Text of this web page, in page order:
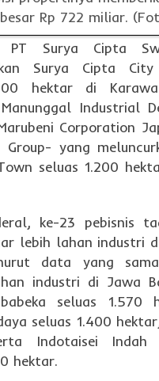
PT Surya Cipta
Surya Cipta
hektar di
Industrial
Corporation
Group- yang
seluas 1.200
ke-23 pebisnis
lebih lahan industri
data yang
industri di Jawa
seluas 1.570
seluas 1.400
Indotaisei Indah
hektar.